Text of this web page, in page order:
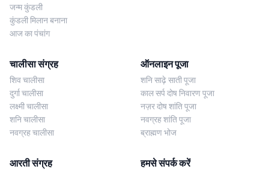
जन्म कुंडली
कुंडली मिलान बनाना
आज का पंचांग
चालीसा संग्रह
शिव चालीसा
दुर्गा चालीसा
लक्ष्मी चालीसा
शनि चालीसा
नवग्रह चालीसा
ऑनलाइन पूजा
शनि साढ़े साती पूजा
काल सर्प दोष निवारण पूजा
नज़र दोष शांति पूजा
नवग्रह शांति पूजा
ब्राह्मण भोज
आरती संग्रह हमसे संपर्क करें